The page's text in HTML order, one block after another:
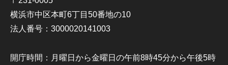
横浜市中区本町6丁目50番地の10
法人番号：3000020141003
開庁時間：月曜日から金曜日の午前8時45分から午後5時